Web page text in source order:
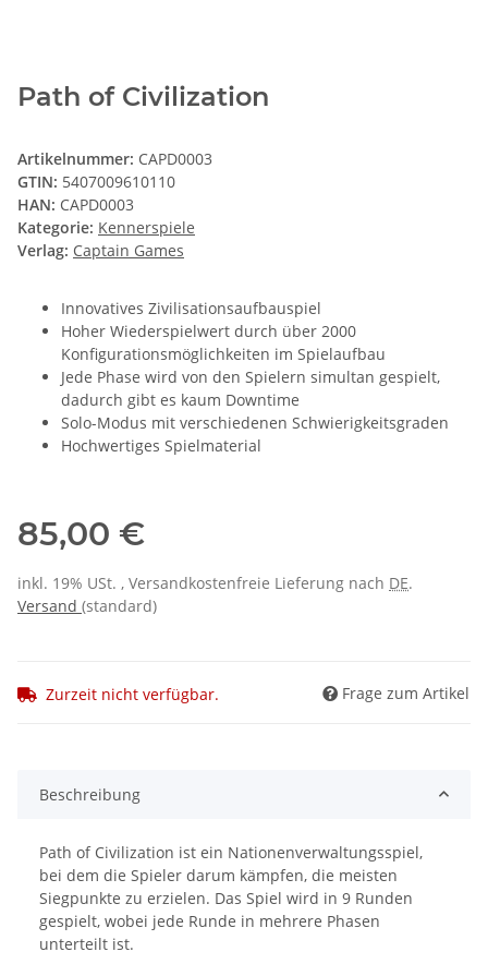
Path of Civilization
Artikelnummer: CAPD0003
GTIN: 5407009610110
HAN: CAPD0003
Kategorie: Kennerspiele
Verlag: Captain Games
Innovatives Zivilisationsaufbauspiel
Hoher Wiederspielwert durch über 2000
Konfigurationsmöglichkeiten im Spielaufbau
Jede Phase wird von den Spielern simultan gespielt,
dadurch gibt es kaum Downtime
Solo-Modus mit verschiedenen Schwierigkeitsgraden
Hochwertiges Spielmaterial
85,00 €
inkl. 19% USt. , Versandkostenfreie Lieferung nach DE.
Versand (standard)
Zurzeit nicht verfügbar. Frage zum Artikel
Beschreibung
Path of Civilization ist ein Nationenverwaltungsspiel,
bei dem die Spieler darum kämpfen, die meisten
Siegpunkte zu erzielen. Das Spiel wird in 9 Runden
gespielt, wobei jede Runde in mehrere Phasen
unterteilt ist.